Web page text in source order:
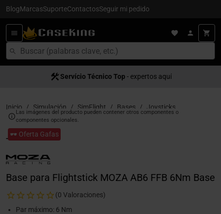
BlogMarcasSuporteContactosSeguir mi pedido
Servício Técnico Top - expertos aquí
Inicio Simulación SimFlight Bases Joysticks
🕶️ Oferta Gafas
Las imágenes del producto pueden contener otros componentes o
componentes opcionales.
Base para Flightstick MOZA AB6 FFB 6Nm Base
(0 Valoraciones)
Par máximo: 6 Nm